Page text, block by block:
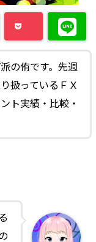
の侑です。先週
扱っているＦＸ
ト実績・比較・